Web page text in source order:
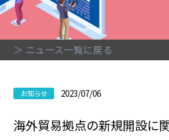
＞ ニュース一覧に戻る
お知らせ 2023/07/06
海外貿易拠点の新規開設に